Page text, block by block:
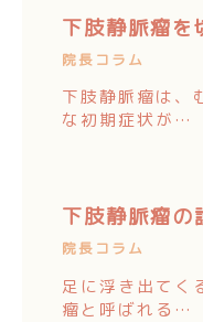
下肢静脈瘤を
院長コラム
下肢静脈瘤は、
な初期症状が…
下肢静脈瘤の
院長コラム
足に浮き出てく
瘤と呼ばれる…